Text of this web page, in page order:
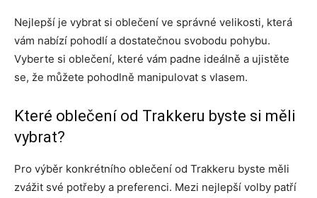
Nejlepší je vybrat si oblečení ve správné velikosti, která
vám nabízí pohodlí a dostatečnou svobodu pohybu.
Vyberte si oblečení, které vám padne ideálně a ujistěte
se, že můžete pohodlně manipulovat s vlasem.
Které oblečení od Trakkeru byste si měli
vybrat?
Pro výběr konkrétního oblečení od Trakkeru byste měli
zvážit své potřeby a preferenci. Mezi nejlepší volby patří